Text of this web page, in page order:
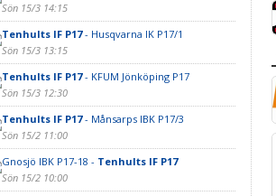
Sön 15/3 14:15
Tenhults IF P17- Husqvarna IK P17/1
Sön 15/3 13:15
Tenhults IF P17- KFUM Jönköping P17
Sön 15/3 12:30
Tenhults IF P17- Månsarps IBK P17/3
Sön 15/2 11:00
Gnosjö IBK P17-18 - Tenhults IF P17
Sön 15/2 10:00